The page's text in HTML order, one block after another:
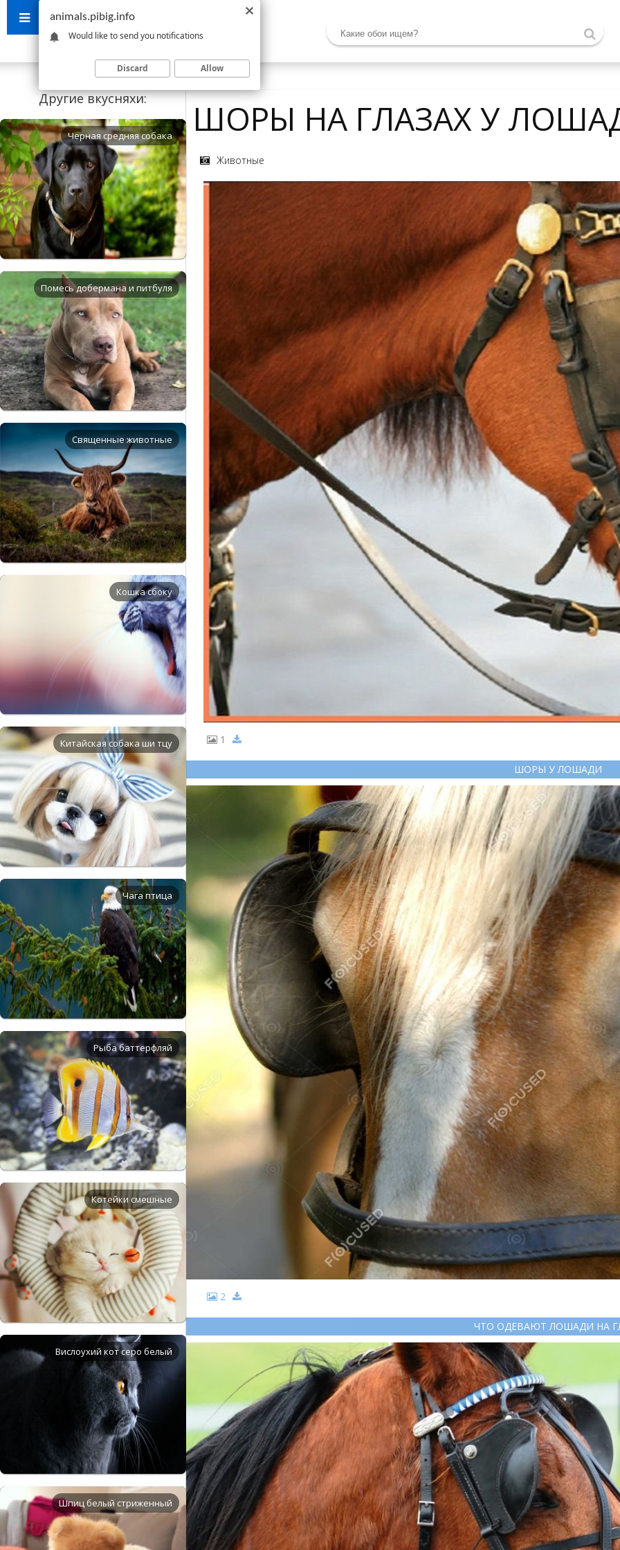
Другие вкусняхи:
Черная средняя собака
Помесь добермана и питбуля
Священные животные
Кошка сбоку
Китайская собака ши тцу
Чага птица
Рыба баттерфляй
Котейки смешные
Вислоухий кот серо белый
Шпиц белый стриженный
ШОРЫ НА ГЛАЗАХ У
Животные
1
ШОРЫ У ЛОШАДИ
2
ЧТО ОДЕВАЮТ ЛОШАДИ НА
animals.pibig.info
Would like to send you notifications
Discard Allow